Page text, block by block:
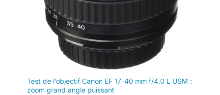
Test de l’objectif Canon EF 17-40 mm f/4.0 L USM :
zoom grand angle puissant